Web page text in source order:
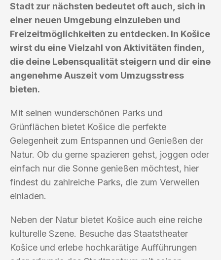
Stadt zur nächsten bedeutet oft auch, sich in
einer neuen Umgebung einzuleben und
Freizeitmöglichkeiten zu entdecken. In Košice
wirst du eine Vielzahl von Aktivitäten finden,
die deine Lebensqualität steigern und dir eine
angenehme Auszeit vom Umzugsstress
bieten.
Mit seinen wunderschönen Parks und
Grünflächen bietet Košice die perfekte
Gelegenheit zum Entspannen und Genießen der
Natur. Ob du gerne spazieren gehst, joggen oder
einfach nur die Sonne genießen möchtest, hier
findest du zahlreiche Parks, die zum Verweilen
einladen.
Neben der Natur bietet Košice auch eine reiche
kulturelle Szene. Besuche das Staatstheater
Košice und erlebe hochkarätige Aufführungen